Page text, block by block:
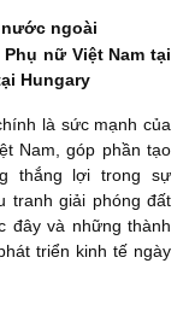
ngoài
nữ Việt Nam tại
Hungary
là sức mạnh của
Nam, góp phần tạo
thắng lợi trong sự
tranh giải phóng đất
đây và những thành
triển kinh tế ngày